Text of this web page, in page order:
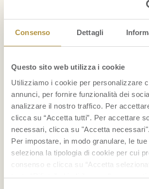
Consenso Dettagli
Questo sito web utilizza i cookie
Utilizziamo i cookie per personalizzare
annunci, per fornire funzionalità dei
analizzare il nostro traffico. Per
clicca su “Accetta tutti”. Per accettare
necessari, clicca su "Accetta necessari".
Per impostare, in modo granulare, le
seleziona la tipologia di cookie per cui
consenso e clicca su “Accetta
tasto “Rifiuta” chiudi il pannello per
Il mangostano: un ottimo alleato
Maschera per capelli con avocado
nutrimento e
...
FRUITPEDIA
Grattachecca: cos’è e come
Bruschette estive: 12 idee